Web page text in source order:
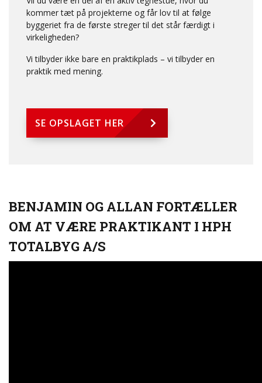
kommer tæt på projekterne og får lov til at følge
byggeriet fra de første streger til det står færdigt i
virkeligheden?
Vi tilbyder ikke bare en praktikplads – vi tilbyder en
praktik med mening.
SE OPSLAGET HER
BENJAMIN OG ALLAN FORTÆLLER
OM AT VÆRE PRAKTIKANT I HPH
TOTALBYG A/S